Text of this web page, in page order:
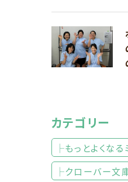
カテゴリー
├もっとよくなる
├クローバー文